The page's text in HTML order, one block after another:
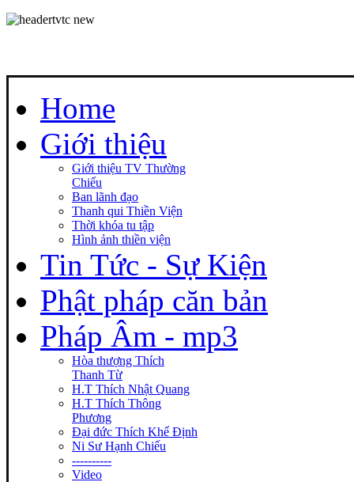
Home
Giới thiệu
Giới thiệu TV Thường
Chiếu
Ban lãnh đạo
Thanh qui Thiền Viện
Thời khóa tu tập
Hình ảnh thiền viện
Tin Tức - Sự Kiện
Phật pháp căn bản
Pháp Âm - mp3
Hòa thượng Thích
Thanh Từ
H.T Thích Nhật Quang
H.T Thích Thông
Phương
Đại đức Thích Khế Định
Ni Sư Hạnh Chiếu
----------
Video